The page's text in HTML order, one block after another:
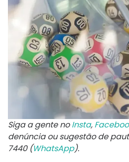
Siga a gente noInsta,
denúncia ou sugestão de
7440 (WhatsApp).